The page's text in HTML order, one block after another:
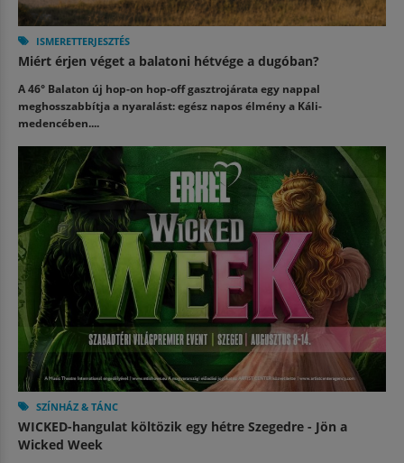
ISMERETTERJESZTÉS
Miért érjen véget a balatoni hétvége a dugóban?
A 46° Balaton új hop-on hop-off gasztrojárata egy nappal
meghosszabbítja a nyaralást: egész napos élmény a Káli-
medencében....
SZÍNHÁZ & TÁNC
WICKED-hangulat költözik egy hétre Szegedre - Jön a
Wicked Week